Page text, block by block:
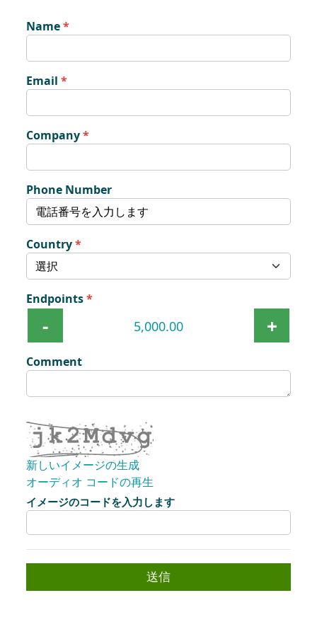
Name
Email
Company
Phone Number
Country
Endpoints
- +
Comment
新しいイメージの生成
オーディオ コードの再生
新しい画像の準備ができました
イメージのコードを入力します